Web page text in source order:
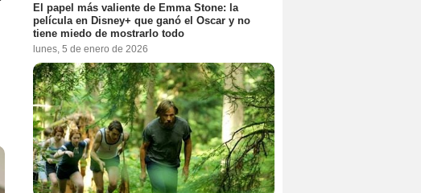
El papel más valiente de Emma Stone: la
película en Disney+ que ganó el Oscar y no
tiene miedo de mostrarlo todo
lunes, 5 de enero de 2026